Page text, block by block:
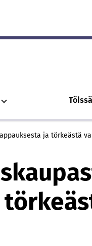
ja törkeästä